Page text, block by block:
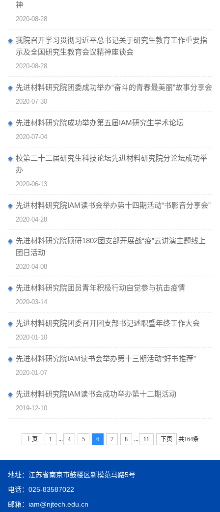
神
2020-08-28
我院召开学习贯彻习近平总书记关于研究生教育工作重要指
示及全国研究生教育会议精神座谈会
2020-08-28
先进材料研究院团委成功举​办“奋斗的青春最美丽”故事分享会
2020-07-30
先进材料研究院成功举办第五届IAM研究生学术论坛
2020-07-04
校第二十二届研究生科技论坛先进材料研究院分论坛成功举
办
2020-06-13
先进材料研究院IAM读书会举办第十四期活动“书影音分享会”
2020-04-28
先进材料研究院硕研1802团支部开展战“疫”云讲演主题线上
团日活动
2020-04-08
先进材料研究院团员青年积极行动自觉参与抗击疫情
2020-03-14
先进材料研究院团委召开团支部书记述职暨年终工作大会
2020-01-10
先进材料研究院IAM读书会举办第十三期活动“好书推荐”
2020-01-07
先进材料研究院IAM读书会成功举办第十二期活动
2019-12-10
上页 1 4 5 6 7 8 11 下页 共164条
地址：江苏省南京市鼓楼区新模范马路5号
电话：025-83587022
邮箱：iam@njtech.edu.cn